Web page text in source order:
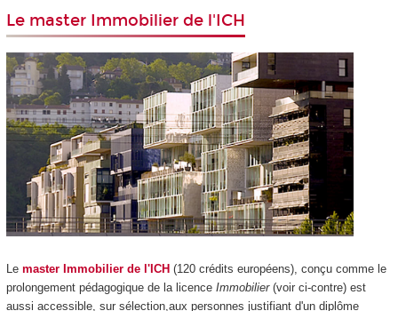
Le master Immobilier de l'ICH
Le master Immobilier de l'ICH (120 crédits européens), conçu comme le
prolongement pédagogique de la licence Immobilier(voir ci-contre) est
aussi accessible, sur sélection,aux personnes justifiant d'un diplôme